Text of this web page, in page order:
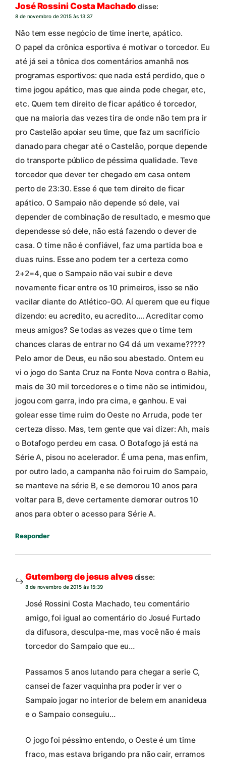
José Rossini Costa Machado disse:
8 de novembro de 2015 às 13:37
Não tem esse negócio de time inerte, apático.
O papel da crônica esportiva é motivar o torcedor. Eu
até já sei a tônica dos comentários amanhã nos
programas esportivos: que nada está perdido, que o
time jogou apático, mas que ainda pode chegar, etc,
etc. Quem tem direito de ficar apático é torcedor,
que na maioria das vezes tira de onde não tem pra ir
pro Castelão apoiar seu time, que faz um sacrifício
danado para chegar até o Castelão, porque depende
do transporte público de péssima qualidade. Teve
torcedor que dever ter chegado em casa ontem
perto de 23:30. Esse é que tem direito de ficar
apático. O Sampaio não depende só dele, vai
depender de combinação de resultado, e mesmo que
dependesse só dele, não está fazendo o dever de
casa. O time não é confiável, faz uma partida boa e
duas ruins. Esse ano podem ter a certeza como
2+2=4, que o Sampaio não vai subir e deve
novamente ficar entre os 10 primeiros, isso se não
vacilar diante do Atlético-GO. Aí querem que eu fique
dizendo: eu acredito, eu acredito…. Acreditar como
meus amigos? Se todas as vezes que o time tem
chances claras de entrar no G4 dá um vexame?????
Pelo amor de Deus, eu não sou abestado. Ontem eu
vi o jogo do Santa Cruz na Fonte Nova contra o Bahia,
mais de 30 mil torcedores e o time não se intimidou,
jogou com garra, indo pra cima, e ganhou. E vai
golear esse time ruim do Oeste no Arruda, pode ter
certeza disso. Mas, tem gente que vai dizer: Ah, mais
o Botafogo perdeu em casa. O Botafogo já está na
Série A, pisou no acelerador. É uma pena, mas enfim,
por outro lado, a campanha não foi ruim do Sampaio,
se manteve na série B, e se demorou 10 anos para
voltar para B, deve certamente demorar outros 10
anos para obter o acesso para Série A.
Responder
Gutemberg de jesus alvesdisse:
8 de novembro de 2015 às 15:39
José Rossini Costa Machado, teu comentário
amigo, foi igual ao comentário do Josué Furtado
da difusora, desculpa-me, mas você não é mais
torcedor do Sampaio que eu…
Passamos 5 anos lutando para chegar a serie C,
cansei de fazer vaquinha pra poder ir ver o
Sampaio jogar no interior de belem em ananideua
e o Sampaio conseguiu…
O jogo foi péssimo entendo, o Oeste é um time
fraco, mas estava brigando pra não cair, erramos